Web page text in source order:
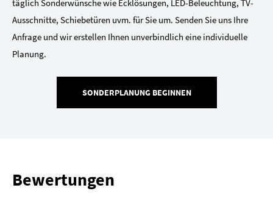
täglich Sonderwünsche wie Ecklösungen, LED-Beleuchtung, TV-
Ausschnitte, Schiebetüren uvm. für Sie um. Senden Sie uns Ihre
Anfrage und wir erstellen Ihnen unverbindlich eine individuelle
Planung.
SONDERPLANUNG BEGINNEN
Bewertungen